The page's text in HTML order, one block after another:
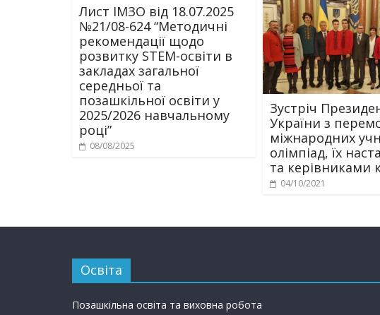
Лист ІМЗО від 18.07.2025
№21/08-624 “Методичні
рекомендації щодо
розвитку STEM-освіти в
закладах загальної
середньої та
позашкільної освіти у
2025/2026 навчальному
році”
08/08/2025
Зустріч
України з
міжнародних
олімпіад, їх
та керівниками
04/10/2021
Освіта
Позашкільна освіта та виховна робота